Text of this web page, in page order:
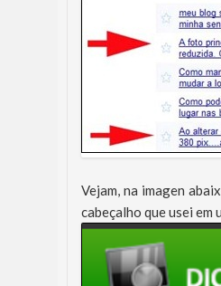
Vejam, na imagen
cabeçalho que usei em